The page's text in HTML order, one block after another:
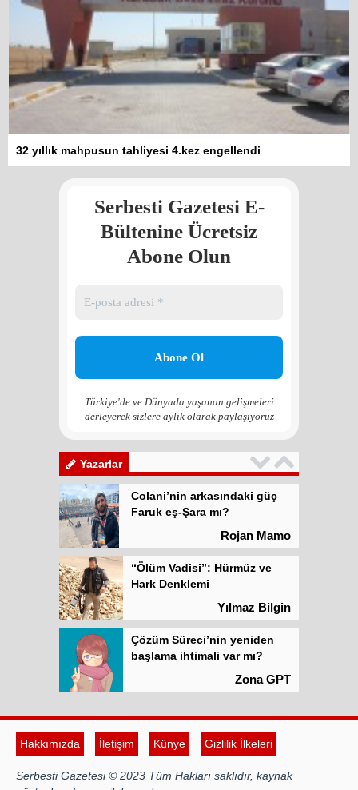
32 yıllık mahpusun tahliyesi 4.kez engellendi
Serbesti Gazetesi E-
Bültenine Ücretsiz
Abone Olun
Türkiye'de ve Dünyada yaşanan gelişmeleri
derleyerek sizlere aylık olarak paylaşıyoruz
Yazarlar
Kadına şiddet “Devlet” eliyle
meşrulaştırılıyor
Atilla Yüceak
Colani’nin arkasındaki güç
Faruk eş-Şara mı?
Hark Denklemi
Çözüm Süreci’nin yeniden
Kadına şiddet “Devlet” eliyle
meşrulaştırılıyor
Atilla Yüceak
Colani’nin arkasındaki güç
Faruk eş-Şara mı?
Rojan Mamo
“Ölüm Vadisi”: Hürmüz ve
Hark Denklemi
Yılmaz Bilgin
Çözüm Süreci’nin yeniden
başlama ihtimali var mı?
Zona GPT
Atilla Yüceak
Colani’nin arkasındaki güç
Hakkımızda İletişim Künye Gizlilik İlkeleri
Serbesti Gazetesi © 2023 Tüm Hakları saklıdır, kaynak